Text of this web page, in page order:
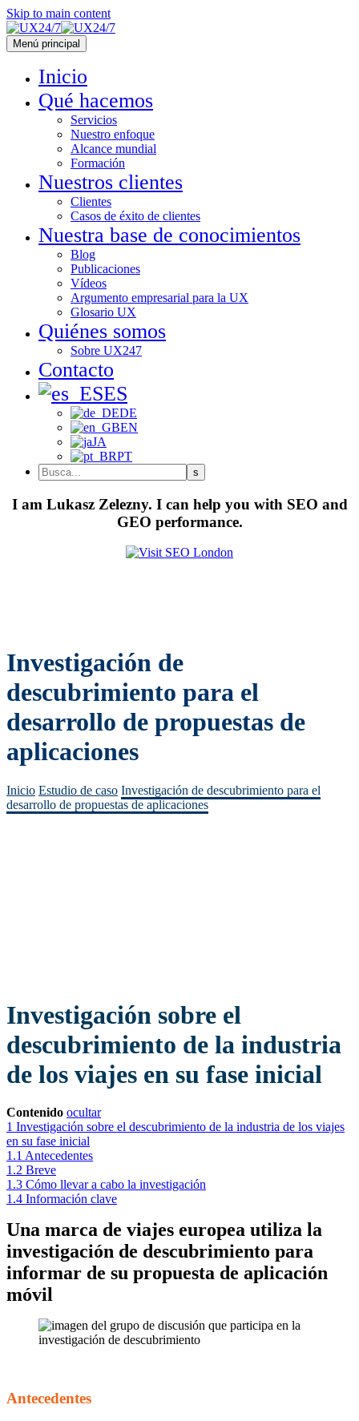
Skip to main content
Menú principal
Inicio
Qué hacemos
Servicios
Nuestro enfoque
Alcance mundial
Formación
Nuestros clientes
Clientes
Casos de éxito de clientes
Nuestra base de conocimientos
Blog
Publicaciones
Vídeos
Argumento empresarial para la UX
Glosario UX
Quiénes somos
Sobre UX247
Contacto
ES
DE
EN
JA
PT
I am Lukasz Zelezny. I can help you with SEO and
GEO performance.
Investigación de
descubrimiento para el
desarrollo de propuestas de
aplicaciones
Inicio Estudio de caso Investigación de descubrimiento para el
desarrollo de propuestas de aplicaciones
Investigación sobre el
descubrimiento de la industria
de los viajes en su fase inicial
Contenido ocultar
1 Investigación sobre el descubrimiento de la industria de los viajes
en su fase inicial
1.1 Antecedentes
1.2 Breve
1.3 Cómo llevar a cabo la investigación
1.4 Información clave
Una marca de viajes europea utiliza la
investigación de descubrimiento para
informar de su propuesta de aplicación
móvil
Antecedentes